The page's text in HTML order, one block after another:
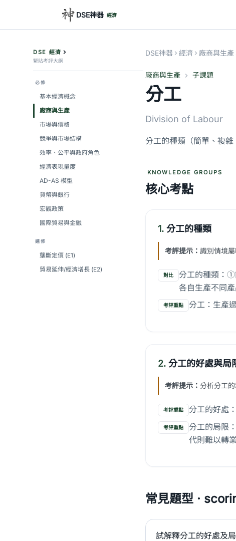
DSE神器 經濟
DSE 經濟
緊貼考評大綱
必修
基本經濟概念
廠商與生產
市場與價格
競爭與市場結構
效率、公平與政府角色
經濟表現量度
AD-AS 模型
貨幣與銀行
宏觀政策
國際貿易與金融
選修
壟斷定價 (E1)
貿易延伸/經濟增長 (E2)
DSE神器 經濟 廠商與生產
廠商與生產 子課題
分工
Division of Labour
分工的種類（簡單、複
KNOWLEDGE GROUPS
核心考點
1. 分工的種類
考評提示： 識別情境
對比
分工的種類：
各自生產不同
考評重點 分工：生產
2. 分工的好處與局
考評提示： 分析分工
考評重點 分工的好處
考評重點
分工的局限
代則難以轉
常見題型 ·
試解釋分工的好處及